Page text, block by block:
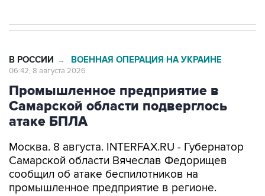
В РОССИИ → ВОЕННАЯ ОПЕРАЦИЯ НА УКРАИНЕ
06:42, 8 августа 2026
Промышленное предприятие в
Самарской области подверглось
атаке БПЛА
Москва. 8 августа. INTERFAX.RU - Губернатор
Самарской области Вячеслав Федорищев
сообщил об атаке беспилотников на
промышленное предприятие в регионе.